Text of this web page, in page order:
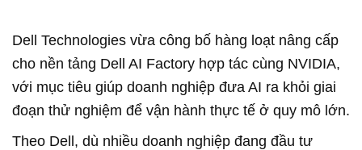
Dell Technologies vừa công bố hàng loạt nâng cấp
cho nền tảng Dell AI Factory hợp tác cùng NVIDIA,
với mục tiêu giúp doanh nghiệp đưa AI ra khỏi giai
đoạn thử nghiệm để vận hành thực tế ở quy mô lớn.
Theo Dell, dù nhiều doanh nghiệp đang đầu tư